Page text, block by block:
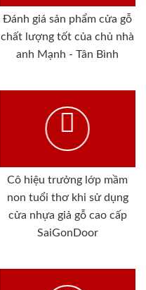
Đánh giá sản phẩm cửa gỗ
chất lượng tốt của chủ nhà
anh Mạnh - Tân Bình
Cô hiệu trưởng lớp mầm
non tuổi thơ khi sử dụng
cửa nhựa giả gỗ cao cấp
SaiGonDoor